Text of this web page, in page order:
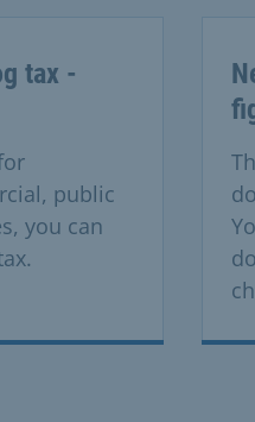
tax -
public
you can